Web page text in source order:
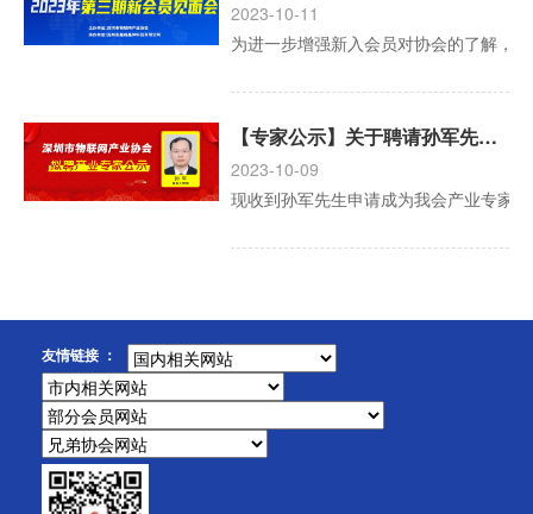
2023-10-11
为进一步增强新入会员对协会的了解，
【专家公示】关于聘请孙军先生为深圳市物联网产业协会产业专家的公示
2023-10-09
现收到孙军先生申请成为我会产业专家
友情链接 ：